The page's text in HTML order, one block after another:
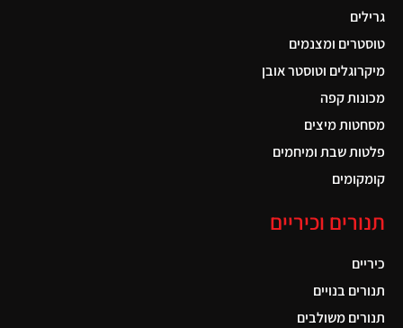
גרילים
טוסטרים ומצנמים
מיקרוגלים וטוסטר אובן
מכונות קפה
מסחטות מיצים
פלטות שבת ומיחמים
קומקומים
תנורים וכיריים
כיריים
תנורים בנויים
תנורים משולבים